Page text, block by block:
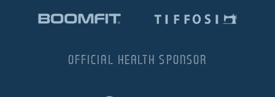
OFFICIAL HEALTH SPONSOR